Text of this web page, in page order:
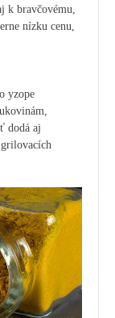
k bravčovému,
nízku cenu,
yzope
dodá aj